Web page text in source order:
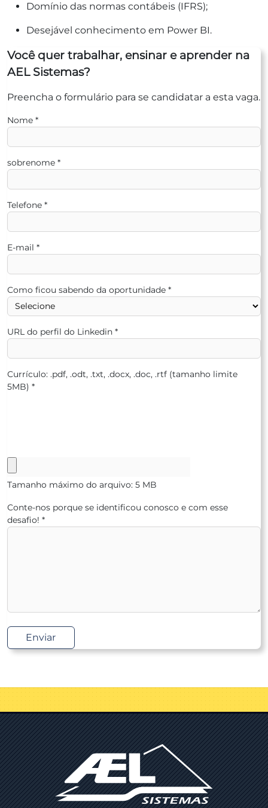
Domínio das normas contábeis (IFRS);
Desejável conhecimento em Power BI.
Você quer trabalhar, ensinar e aprender na
AEL Sistemas?
Preencha o formulário para se candidatar a esta vaga.
Nome *
sobrenome *
Telefone *
E-mail *
Como ficou sabendo da oportunidade *
URL do perfil do Linkedin *
Currículo: .pdf, .odt, .txt, .docx, .doc, .rtf (tamanho limite
5MB) *
Tamanho máximo do arquivo: 5 MB
Conte-nos porque se identificou conosco e com esse
desafio! *
Enviar